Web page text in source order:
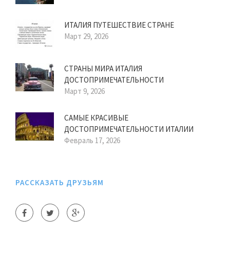
ИТАЛИЯ ПУТЕШЕСТВИЕ СТРАНЕ
Март 29, 2026
СТРАНЫ МИРА ИТАЛИЯ
ДОСТОПРИМЕЧАТЕЛЬНОСТИ
Март 9, 2026
САМЫЕ КРАСИВЫЕ
ДОСТОПРИМЕЧАТЕЛЬНОСТИ ИТАЛИИ
Февраль 17, 2026
РАССКАЗАТЬ ДРУЗЬЯМ